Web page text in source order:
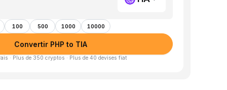
100 500 1000 10000
Convertir PHP to TIA
· Plus de 350 cryptos · Plus de 40 devises fiat